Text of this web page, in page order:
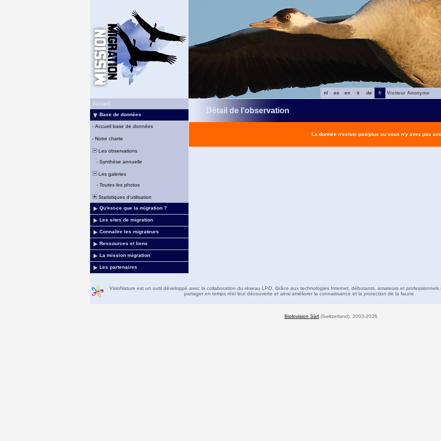
fr
de
it
en
es
nl
Visiteur Anonyme
Accueil
Base de données
- Accueil base de données
- Notre charte
Les observations
- Synthèse annuelle
Les galeries
- Toutes les photos
Statistiques d'utilisation
Qu'est-ce que la migration ?
Les sites de migration
Connaître les migrateurs
Ressources et liens
La mission migration
Les partenaires
Détail de l'observation
La donnée n'existe pas/plus ou vous n'y avez pas
VisioNature est un outil développé avec la collaboration du réseau LPO. Grâce aux technologies Internet, débutants, amateurs et professionnels
partager en temps réel leur découverte et ainsi améliorer la connaissance et la protection de la faune
Biolovision Sàrl (Switzerland), 2003-2026